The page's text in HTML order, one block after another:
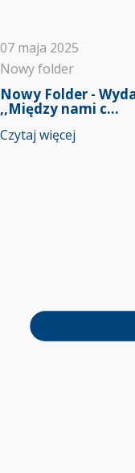
07 maja 2025
Nowy folder
Nowy Folder -
,,Między nami c...
Czytaj więcej